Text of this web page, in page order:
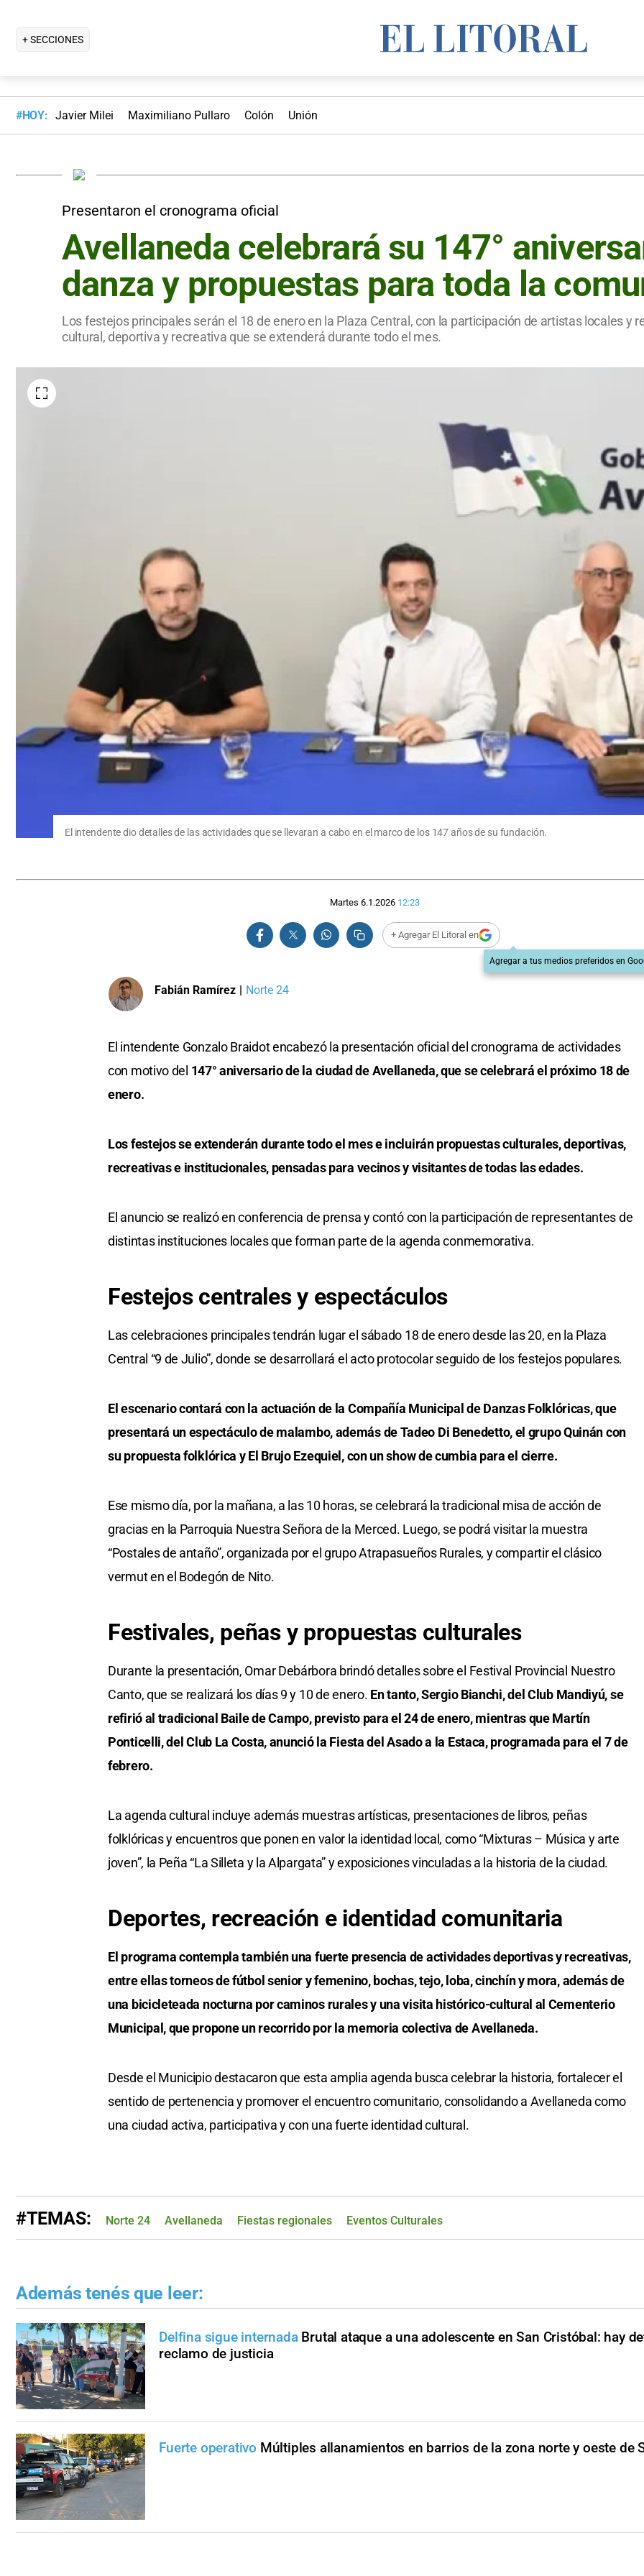
+ SECCIONES
#HOY: Javier Milei Maximiliano Pullaro Colón Unión
Presentaron el cronograma oficial
Avellaneda celebrará su 147°
danza y propuestas para toda la
Los festejos principales serán el 18 de enero en la Plaza Central, con la participación de artistas locales y
cultural, deportiva y recreativa que se extenderá durante todo el mes.
El intendente dio detalles de las actividades que se llevaran a cabo en el marco de los 147 años de su fundación.
Martes 6.1.2026 12:23
+ Agregar El Litoral en
Agregar a tus medios preferidos en
Fabián Ramírez | Norte 24
El intendente Gonzalo Braidot encabezó la presentación oficial del cronograma de actividades
con motivo del 147° aniversario de la ciudad de Avellaneda, que se celebrará el próximo 18 de
enero.
Los festejos se extenderán durante todo el mes e incluirán propuestas culturales, deportivas,
recreativas e institucionales, pensadas para vecinos y visitantes de todas las edades.
El anuncio se realizó en conferencia de prensa y contó con la participación de representantes de
distintas instituciones locales que forman parte de la agenda conmemorativa.
Festejos centrales y espectáculos
Las celebraciones principales tendrán lugar el sábado 18 de enero desde las 20, en la Plaza
Central “9 de Julio”, donde se desarrollará el acto protocolar seguido de los festejos populares.
El escenario contará con la actuación de la Compañía Municipal de Danzas Folklóricas, que
presentará un espectáculo de malambo, además de Tadeo Di Benedetto, el grupo Quinán con
su propuesta folklórica y El Brujo Ezequiel, con un show de cumbia para el cierre.
Ese mismo día, por la mañana, a las 10 horas, se celebrará la tradicional misa de acción de
gracias en la Parroquia Nuestra Señora de la Merced. Luego, se podrá visitar la muestra
“Postales de antaño”, organizada por el grupo Atrapasueños Rurales, y compartir el clásico
vermut en el Bodegón de Nito.
Festivales, peñas y propuestas culturales
Durante la presentación, Omar Debárbora brindó detalles sobre el Festival Provincial Nuestro
Canto, que se realizará los días 9 y 10 de enero. En tanto, Sergio Bianchi, del Club Mandiyú, se
refirió al tradicional Baile de Campo, previsto para el 24 de enero, mientras que Martín
Ponticelli, del Club La Costa, anunció la Fiesta del Asado a la Estaca, programada para el 7 de
febrero.
La agenda cultural incluye además muestras artísticas, presentaciones de libros, peñas
folklóricas y encuentros que ponen en valor la identidad local, como “Mixturas – Música y arte
joven”, la Peña “La Silleta y la Alpargata” y exposiciones vinculadas a la historia de la ciudad.
Deportes, recreación e identidad comunitaria
El programa contempla también una fuerte presencia de actividades deportivas y recreativas,
entre ellas torneos de fútbol senior y femenino, bochas, tejo, loba, cinchín y mora, además de
una bicicleteada nocturna por caminos rurales y una visita histórico-cultural al Cementerio
Municipal, que propone un recorrido por la memoria colectiva de Avellaneda.
Desde el Municipio destacaron que esta amplia agenda busca celebrar la historia, fortalecer el
sentido de pertenencia y promover el encuentro comunitario, consolidando a Avellaneda como
una ciudad activa, participativa y con una fuerte identidad cultural.
#TEMAS: Norte 24 Avellaneda Fiestas regionales Eventos Culturales
Además tenés que leer:
Delfina sigue internada Brutal ataque a una adolescente en San Cristóbal: hay
reclamo de justicia
Fuerte operativo Múltiples allanamientos en barrios de la zona norte y oeste de